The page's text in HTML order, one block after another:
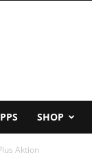
SHOP
Aktion